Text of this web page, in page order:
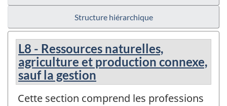
Structure hiérarchique
L8 - Ressources naturelles,
agriculture et production connexe,
sauf la gestion
Cette section comprend les professions